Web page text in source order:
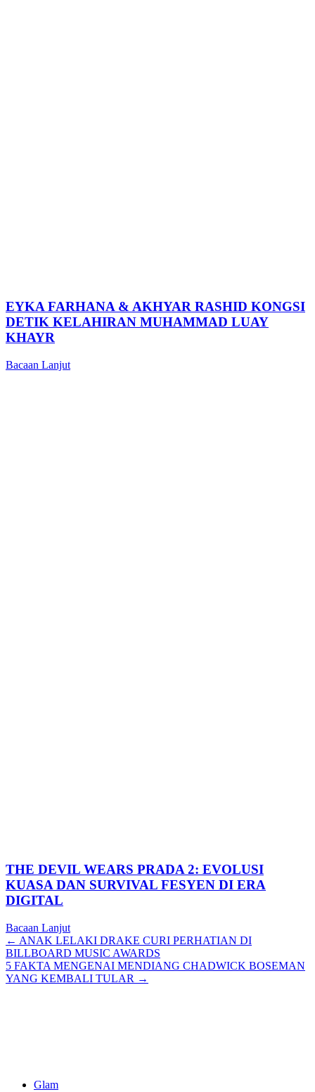
EYKA FARHANA & AKHYAR RASHID KONGSI
DETIK KELAHIRAN MUHAMMAD LUAY
KHAYR
Bacaan Lanjut
THE DEVIL WEARS PRADA 2: EVOLUSI
KUASA DAN SURVIVAL FESYEN DI ERA
DIGITAL
Bacaan Lanjut
Posts
navigation
← ANAK LELAKI DRAKE CURI PERHATIAN DI
BILLBOARD MUSIC AWARDS
5 FAKTA MENGENAI MENDIANG CHADWICK BOSEMAN
YANG KEMBALI TULAR →
Glam